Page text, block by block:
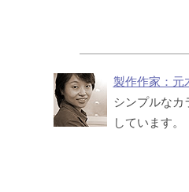
製作作家：
シンプルなカ
しています。